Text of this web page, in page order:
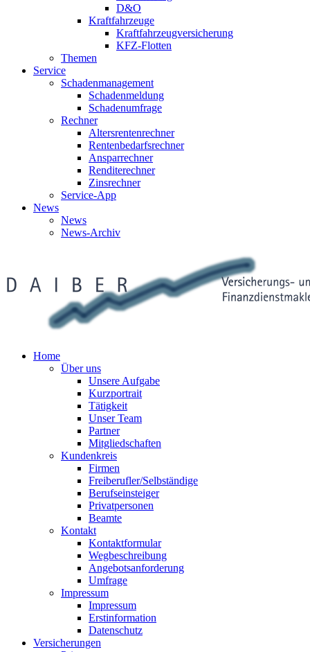
D&O
Kraftfahrzeuge
Kraftfahrzeugversicherung
KFZ-Flotten
Themen
Service
Schadenmanagement
Schadenmeldung
Schadenumfrage
Rechner
Altersrentenrechner
Rentenbedarfsrechner
Ansparrechner
Renditerechner
Zinsrechner
Service-App
News
News
News-Archiv
Home
Über uns
Unsere Aufgabe
Kurzportrait
Tätigkeit
Unser Team
Partner
Mitgliedschaften
Kundenkreis
Firmen
Freiberufler/Selbständige
Berufseinsteiger
Privatpersonen
Beamte
Kontakt
Kontaktformular
Wegbeschreibung
Angebotsanforderung
Umfrage
Impressum
Impressum
Erstinformation
Datenschutz
Versicherungen